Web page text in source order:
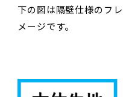
下の図は隔壁仕様のフ
メージです。